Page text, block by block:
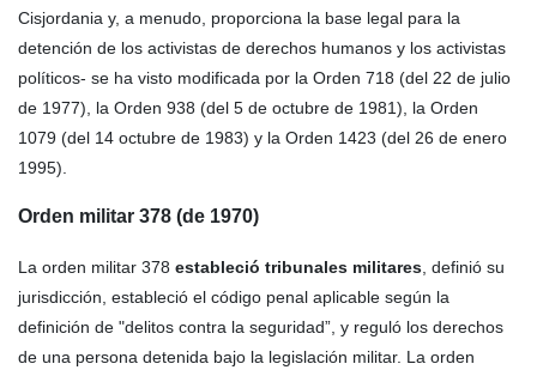
Cisjordania y, a menudo, proporciona la base legal para la
detención de los activistas de derechos humanos y los activistas
políticos- se ha visto modificada por la Orden 718 (del 22 de julio
de 1977), la Orden 938 (del 5 de octubre de 1981), la Orden
1079 (del 14 octubre de 1983) y la Orden 1423 (del 26 de enero
1995).
Orden militar 378 (de 1970)
La orden militar 378 estableció tribunales militares , definió su
jurisdicción, estableció el código penal aplicable según la
definición de "delitos contra la seguridad”, y reguló los derechos
de una persona detenida bajo la legislación militar. La orden